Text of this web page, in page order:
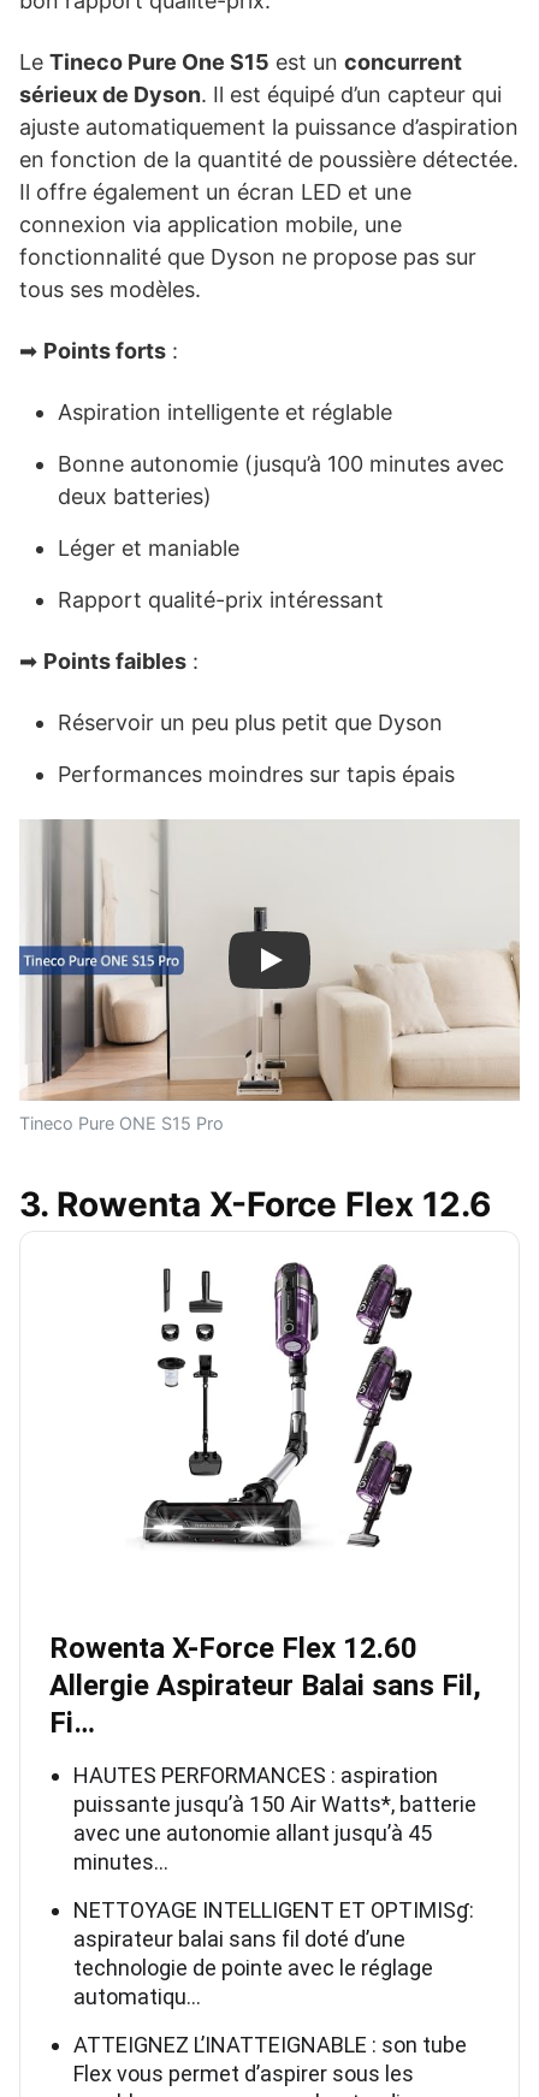
Le Tineco Pure One S15 est un concurrent
sérieux de Dyson. Il est équipé d’un capteur qui
ajuste automatiquement la puissance d’aspiration
en fonction de la quantité de poussière détectée.
Il offre également un écran LED et une
connexion via application mobile, une
fonctionnalité que Dyson ne propose pas sur
tous ses modèles.
➡ Points forts :
Aspiration intelligente et réglable
Bonne autonomie (jusqu’à 100 minutes avec
deux batteries)
Léger et maniable
Rapport qualité-prix intéressant
➡ Points faibles :
Réservoir un peu plus petit que Dyson
Performances moindres sur tapis épais
Play
Tineco Pure ONE S15 Pro
3. Rowenta X-Force Flex 12.6
Rowenta X-Force Flex 12.60
Allergie Aspirateur Balai sans Fil,
Fi…
HAUTES PERFORMANCES : aspiration
puissante jusqu’à 150 Air Watts*, batterie
avec une autonomie allant jusqu’à 45
minutes…
NETTOYAGE INTELLIGENT ET OPTIMISɠ:
aspirateur balai sans fil doté d’une
technologie de pointe avec le réglage
automatiqu…
ATTEIGNEZ L’INATTEIGNABLE : son tube
Flex vous permet d’aspirer sous les